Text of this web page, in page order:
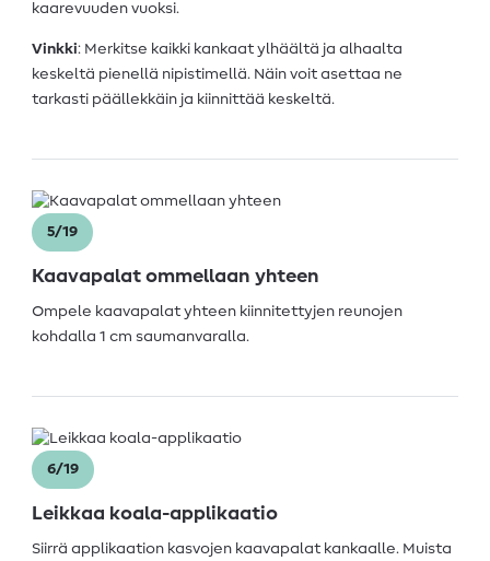
kaarevuuden vuoksi.
Vinkki: Merkitse kaikki kankaat ylhäältä ja alhaalta
keskeltä pienellä nipistimellä. Näin voit asettaa ne
tarkasti päällekkäin ja kiinnittää keskeltä.
5/19
Kaavapalat ommellaan yhteen
Ompele kaavapalat yhteen kiinnitettyjen reunojen
kohdalla 1 cm saumanvaralla.
6/19
Leikkaa koala-applikaatio
Siirrä applikaation kasvojen kaavapalat kankaalle. Muista